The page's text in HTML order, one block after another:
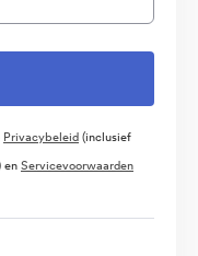
Privacybeleid(inclusief
enServicevoorwaarden